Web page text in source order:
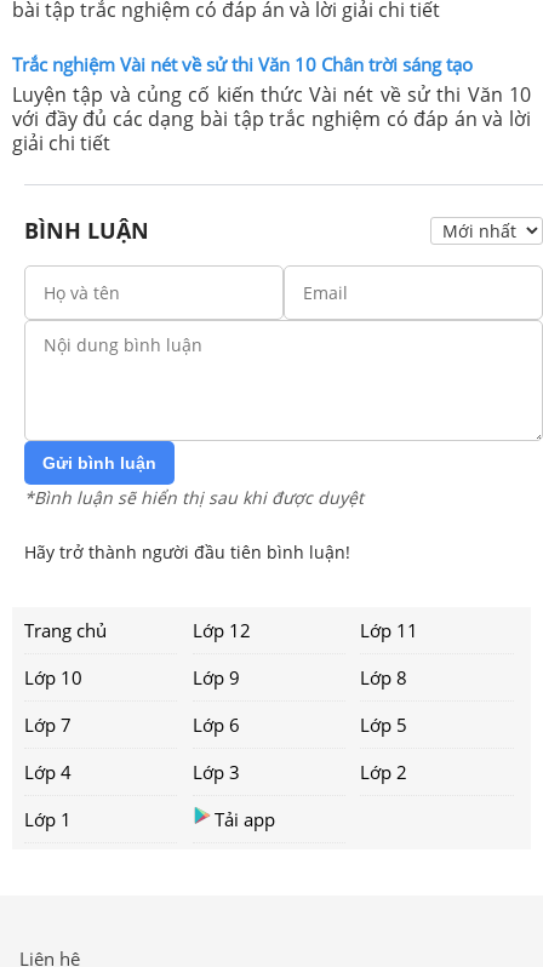
bài tập trắc nghiệm có đáp án và lời giải chi tiết
Trắc nghiệm Vài nét về sử thi Văn 10 Chân trời sáng tạo
Luyện tập và củng cố kiến thức Vài nét về sử thi Văn 10
với đầy đủ các dạng bài tập trắc nghiệm có đáp án và lời
giải chi tiết
BÌNH LUẬN
Gửi bình luận
*Bình luận sẽ hiển thị sau khi được duyệt
Hãy trở thành người đầu tiên bình luận!
Trang chủ Lớp 12
Lớp 11
Lớp 10
Lớp 9
Lớp 8
Lớp 7
Lớp 6
Lớp 5
Lớp 4
Lớp 3
Lớp 2
Lớp 1
Tải app
Liên hệ